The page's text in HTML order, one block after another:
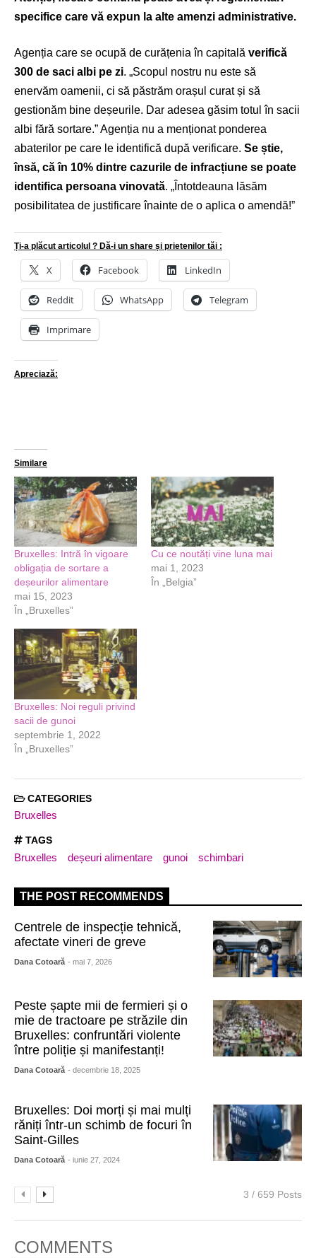
specifice care vă expun la alte amenzi administrative.
Agenția care se ocupă de curățenia în capitală verifică
300 de saci albi pe zi. „Scopul nostru nu este să
enervăm oamenii, ci să păstrăm orașul curat și să
gestionăm bine deșeurile. Dar adesea găsim totul în sacii
albi fără sortare.” Agenția nu a menționat ponderea
abaterilor pe care le identifică după verificare. Se știe,
însă, că în 10% dintre cazurile de infracțiune se poate
identifica persoana vinovată. „Întotdeauna lăsăm
posibilitatea de justificare înainte de o aplica o amendă!”
Ți-a plăcut articolul ? Dă-i un share și prietenilor tăi :
X Facebook LinkedIn
Reddit WhatsApp Telegram
Imprimare
Apreciază:
Similare
Bruxelles: Intră în vigoare
obligația de sortare a
deșeurilor alimentare
mai 15, 2023
În „Bruxelles”
Cu ce noutăți vine luna mai
mai 1, 2023
În „Belgia”
Bruxelles: Noi reguli privind
sacii de gunoi
septembrie 1, 2022
În „Bruxelles”
CATEGORIES
Bruxelles
TAGS
Bruxelles deșeuri alimentare gunoi schimbari
THE POST RECOMMENDS
Centrele de inspecție tehnică,
afectate vineri de greve
Dana Cotoară - mai 7, 2026
Peste șapte mii de fermieri și o
mie de tractoare pe străzile din
Bruxelles: confruntări violente
între poliție și manifestanți!
Dana Cotoară - decembrie 18, 2025
Bruxelles: Doi morți și mai mulți
răniți într-un schimb de focuri în
Saint-Gilles
Dana Cotoară - iunie 27, 2024
3 / 659 Posts
COMMENTS